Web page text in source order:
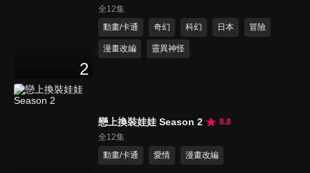
2
全12集
動畫/卡通
奇幻 科幻 日本 冒險
漫畫改編 靈異神怪
戀上換裝娃娃 Season 2
8.8
全12集
動畫/卡通
愛情 漫畫改編